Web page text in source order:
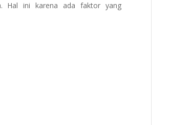
Hal ini karena ada faktor yang